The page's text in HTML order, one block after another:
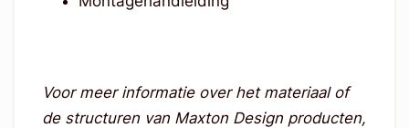
Voor meer informatie over het materiaal of
de structuren van Maxton Design producten,